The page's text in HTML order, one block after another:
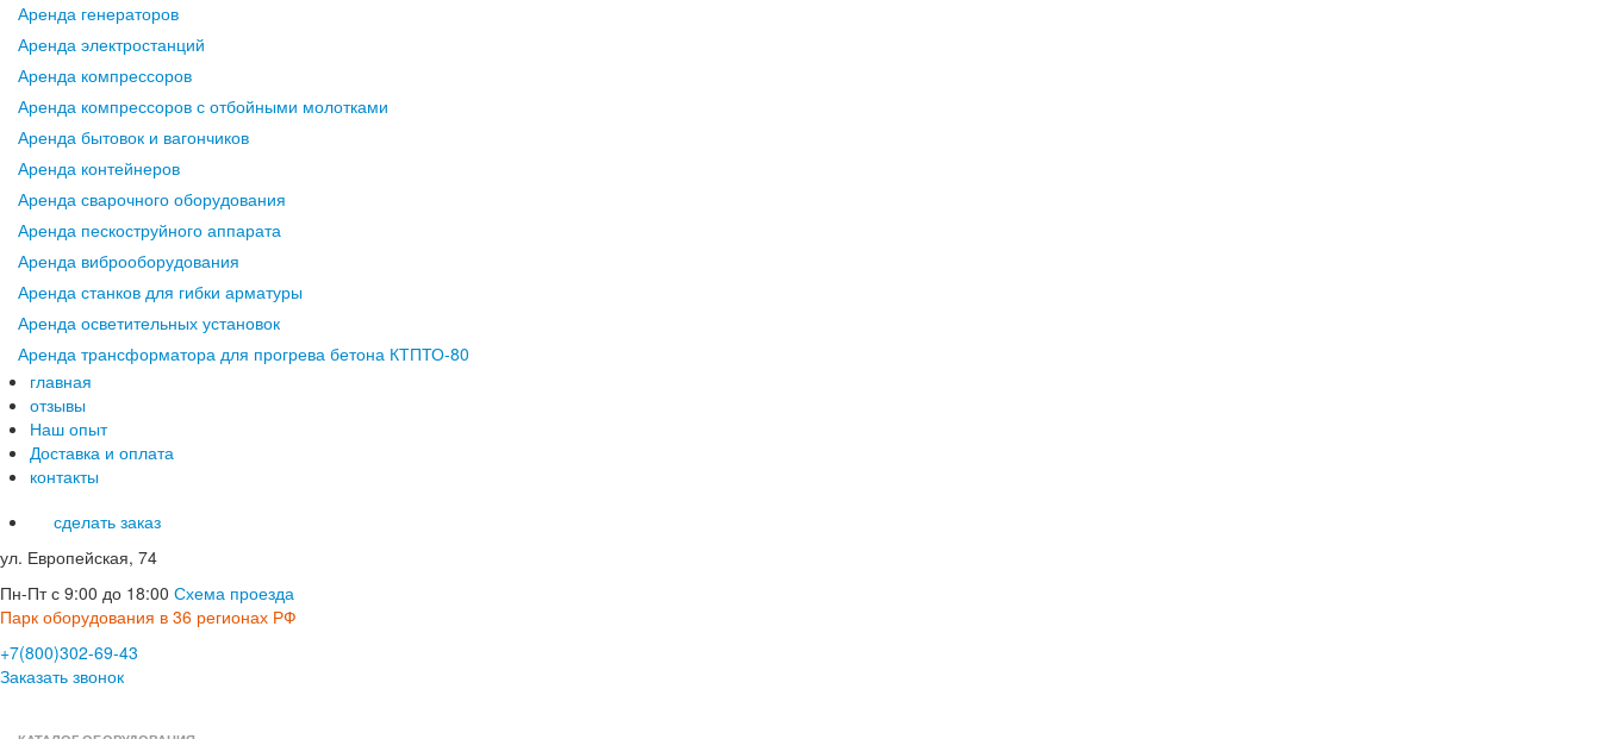
Аренда генераторов
Аренда электростанций
Аренда компрессоров
Аренда компрессоров с отбойными молотками
Аренда бытовок и вагончиков
Аренда контейнеров
Аренда сварочного оборудования
Аренда пескоструйного аппарата
Аренда виброоборудования
Аренда станков для гибки арматуры
Аренда осветительных установок
Аренда трансформатора для прогрева бетона КТПТО-80
главная
отзывы
Наш опыт
Доставка и оплата
контакты
сделать заказ
ул. Европейская, 74
Пн-Пт с 9:00 до 18:00 Схема проезда
Парк оборудования в 36 регионах РФ
+7(800)302-69-43
Заказать звонок